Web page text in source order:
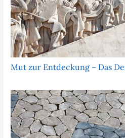
Mut zur Entdeckung – Das